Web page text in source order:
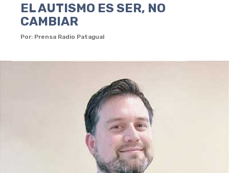
EL AUTISMO ES SER, NO
CAMBIAR
Por: Prensa Radio Patagual